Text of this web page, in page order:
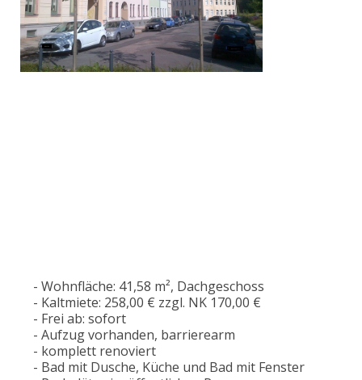
- Wohnfläche: 41,58 m², Dachgeschoss
- Kaltmiete: 258,00 € zzgl. NK 170,00 €
- Frei ab: sofort
- Aufzug vorhanden, barrierearm
- komplett renoviert
- Bad mit Dusche, Küche und Bad mit Fenster